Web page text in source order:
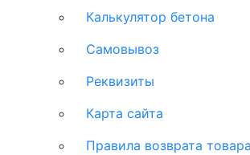
Калькулятор бетона
Самовывоз
Реквизиты
Карта сайта
Правила возврата